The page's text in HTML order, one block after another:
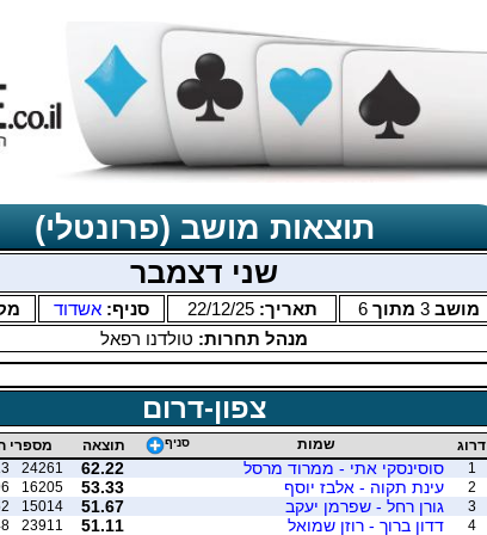
תוצאות מושב (פרונטלי)
שני דצמבר
מושב3 מתוך6 תאריך:22/12/25 סניף: אשדוד
מנהל תחרות: טולדנו רפאל
צפון-דרום
דרוג שמות סניף תוצאה מספרי
1
סוסינסקי אתי - ממרוד מרסל 62.22
24261
2
עינת תקוה - אלבז יוסף 53.33
16205
3
גורן רחל - שפרמן יעקב 51.67
15014
4
דדון ברוך - רוזן שמואל 51.11
23911